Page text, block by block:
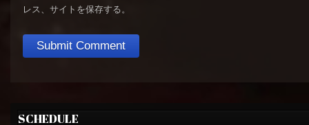
レス、サイトを保存する。
SCHEDULE